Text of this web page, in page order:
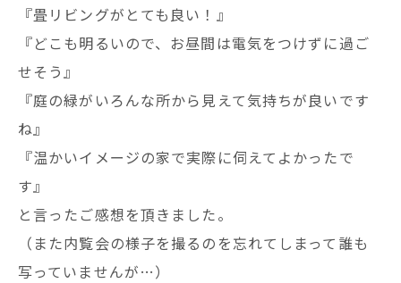
『畳リビングがとても良い！』
『どこも明るいので、お昼間は電気をつけずに過ご
せそう』
『庭の緑がいろんな所から見えて気持ちが良いです
ね』
『温かいイメージの家で実際に伺えてよかったで
す』
と言ったご感想を頂きました。
（また内覧会の様子を撮るのを忘れてしまって誰も
写っていませんが…）